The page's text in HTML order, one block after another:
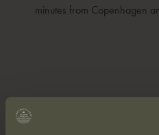
minutes from Copenhagen